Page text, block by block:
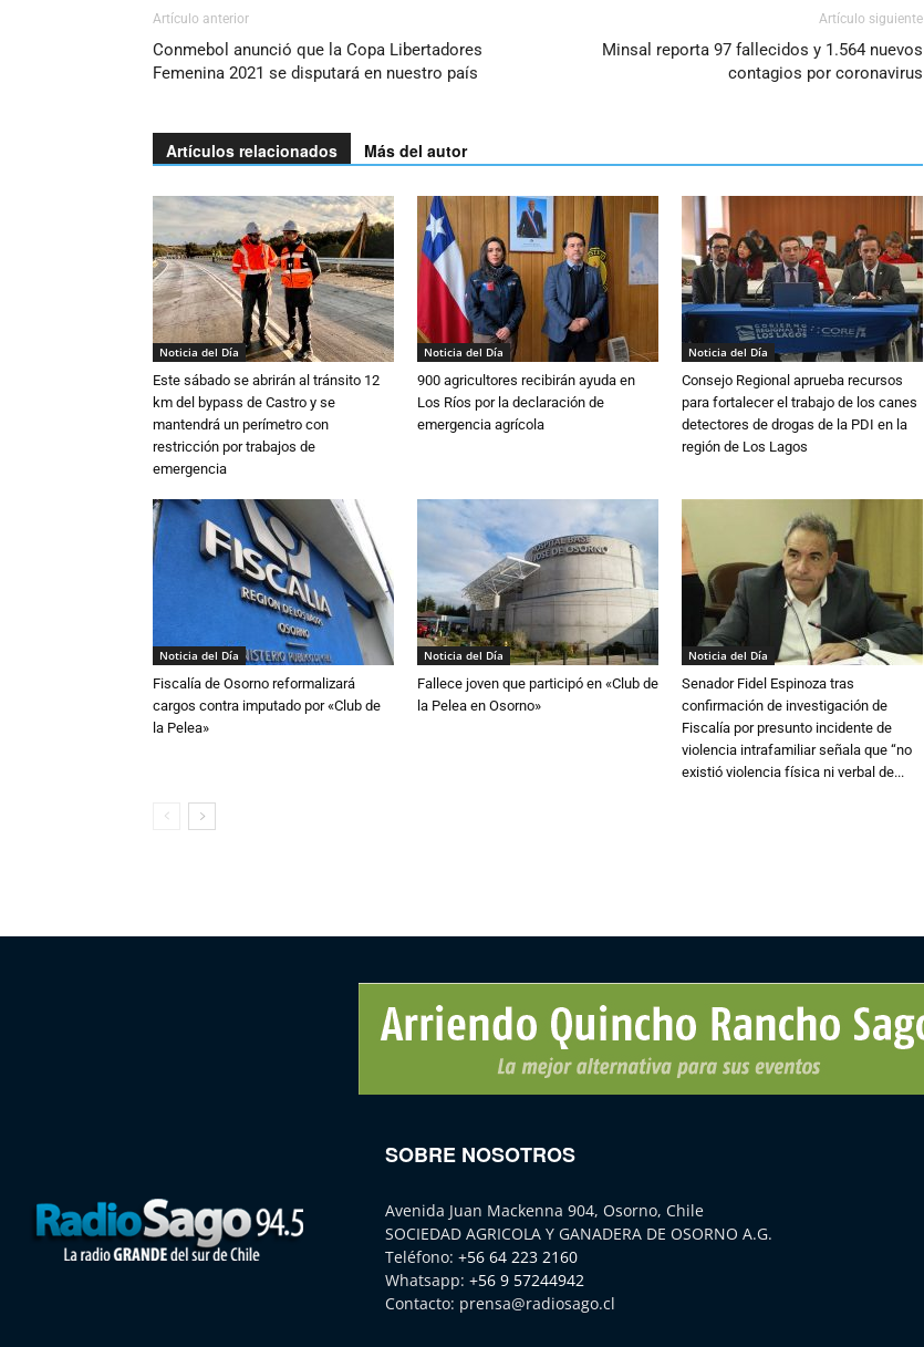
Artículo anterior
Conmebol anunció que la Copa Libertadores
Femenina 2021 se disputará en nuestro país
Artículo siguiente
Minsal reporta 97 fallecidos y 1.564 nuevos
contagios por coronavirus
Artículos relacionados Más del autor
Noticia del Día
Este sábado se abrirán al tránsito 12
km del bypass de Castro y se
mantendrá un perímetro con
restricción por trabajos de
emergencia
Noticia del Día
900 agricultores recibirán ayuda en
Los Ríos por la declaración de
emergencia agrícola
Noticia del Día
Consejo Regional aprueba recursos
para fortalecer el trabajo de los canes
detectores de drogas de la PDI en la
región de Los Lagos
Noticia del Día
Fiscalía de Osorno reformalizará
cargos contra imputado por «Club de
la Pelea»
Noticia del Día
Fallece joven que participó en «Club de
la Pelea en Osorno»
Noticia del Día
Senador Fidel Espinoza tras
confirmación de investigación de
Fiscalía por presunto incidente de
violencia intrafamiliar señala que “no
existió violencia física ni verbal de...
SOBRE NOSOTROS
Avenida Juan Mackenna 904, Osorno, Chile
SOCIEDAD AGRICOLA Y GANADERA DE OSORNO A.G.
Teléfono: +56 64 223 2160
Whatsapp: +56 9 57244942
Contacto: prensa@radiosago.cl